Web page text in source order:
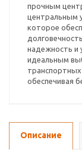
прочным
центральным
которое
надежность и
идеальным
обеспечивая
Описание